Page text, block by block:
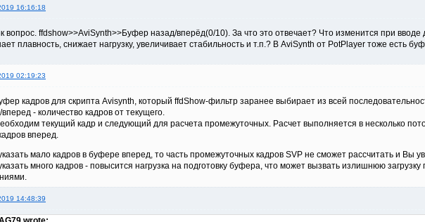
16:16:18
вопрос. ffdshow>>AviSynth>>Буфер назад/вперёд(0/10). За что это отвечает? Что изменится при
плавность, снижает нагрузку, увеличивает стабильность и т.п.? В AviSynth от PotPlayer тоже есть
02:19:23
кадров для скрипта Avisynth, который ffdShow-фильтр заранее выбирает из всей
- количество кадров от текущего.
текущий кадр и следующий для расчета промежуточных. Расчет выполняется в несколько
вперед.
мало кадров в буфере вперед, то часть промежуточных кадров SVP не сможет рассчитать и Вы
много кадров - повысится нагрузка на подготовку буфера, что может вызвать излишнюю
14:48:39